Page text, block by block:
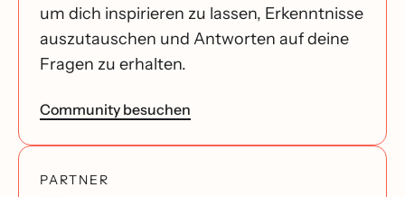
um dich inspirieren zu lassen, Erkenntnisse
auszutauschen und Antworten auf deine
Fragen zu erhalten.
Community besuchen
PARTNER